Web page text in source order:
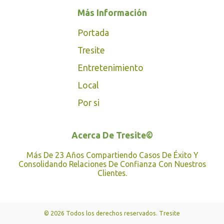
periodo de lluvias, por lo tanto,
una vez que se ha preparado
la tierra -mediante el método
de tumba-roza y quema- se
siembra para esperar que la
lluvias ayuden a la
germinación de la semilla. Un
aprecia en El Castillo de
Chichén Itzá, pues después del
amanecer,el solilumina los
costados norte y oriente,
poniente permanecen
Más Información
Portada
Tresite
Entretenimiento
Local
Por si
Acerca De Tresite©
Más De 23 Años Compartiendo Casos De Éxito Y
Consolidando Relaciones De Confianza Con Nuestros
Clientes.
© 2026 Todos los derechos reservados. Tresite